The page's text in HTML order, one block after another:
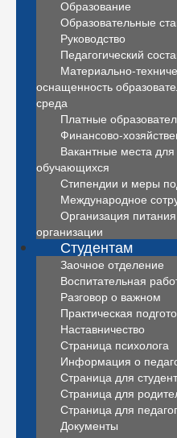
Образование
Образовательные
Руководство
Педагогический
Материально-
оснащенность
среда
Платные
Финансово-
Вакантные места
обучающихся
Стипендии и меры
Международное
Организация
организации
Студентам
Заочное отделение
Воспитательная
Разговор о важном
Практическая
Наставничество
Страница психолога
Информация о
Страница для
Страница для
Страница для
Документы